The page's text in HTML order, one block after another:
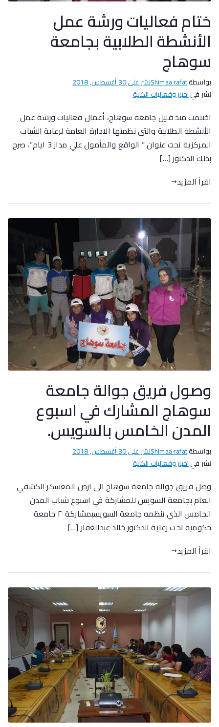
ختام فعاليات ورشة عمل
اﻷنشطة الطلابية بجامعة
سوهاج
بواسطةShimaa rafatنشر على30 أغسطس, 2018
نشر فياخبار وفعاليات الكلية
اختتمت منذ قليل جامعة سوهاج، أعمال فعاليات ورشة عمل
الأنشطة الطلابية والتى نظمتها الادارة العامة لرعاية الشباب
المركزية تحت عنوان ” الواقع والمأمول علي مدار 3 ايام”، صرح
بذلك الدكتور […]
اقرأ المزيد
وصول فريق جوالة جامعة
سوهاج المشارك في اسبوع
المدن الخامس بالسويس.
بواسطةShimaa rafatنشر على30 أغسطس, 2018
نشر فياخبار وفعاليات الكلية
وصل فريق جوالة جامعة سوهاج الى ارض المعسكر الكشفي
العام بجامعة السويس للمشاركة في اسبوع شباب المدن
الخامس الذي تنظمه جامعة السويسبمشاركة ٢٠ جامعة
حكومية تحت رعاية الدكتور خالد عبدالغفار […]
اقرأ المزيد